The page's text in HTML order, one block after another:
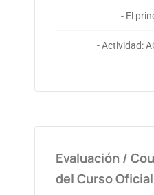
- El
- Actividad:
Evaluación /
del Curso Oficial